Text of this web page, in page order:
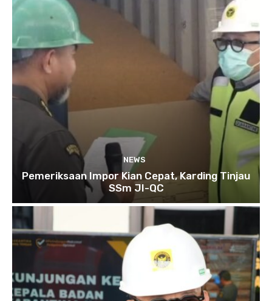
NEWS
Pemeriksaan Impor Kian Cepat, Karding Tinjau
SSm JI-QC